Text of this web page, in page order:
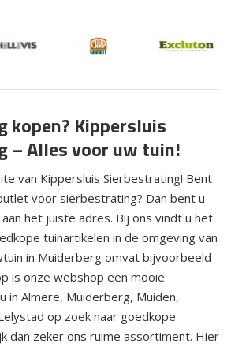
kopen? Kippersluis
– Alles voor uw tuin!
van Kippersluis Sierbestrating! Bent
voor sierbestrating? Dan bent u
het juiste adres. Bij ons vindt u het
tuinartikelen in de omgeving van
in Muiderberg omvat bijvoorbeeld
is onze webshop een mooie
in Almere, Muiderberg, Muiden,
op zoek naar goedkope
dan zeker ons ruime assortiment. Hier